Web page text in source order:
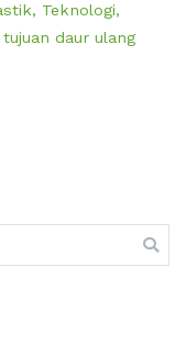
, Teknologi,
tujuan daur ulang